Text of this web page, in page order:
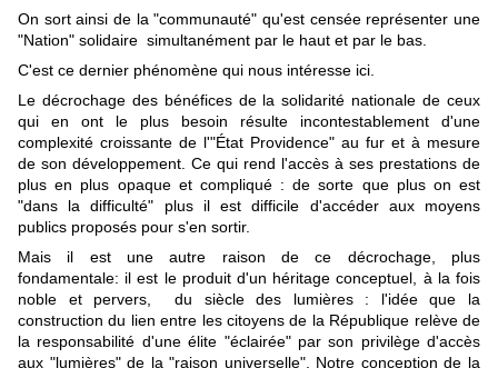
On sort ainsi de la "communauté" qu'est censée représenter une
"Nation" solidaire simultanément par le haut et par le bas.
C'est ce dernier phénomène qui nous intéresse ici.
Le décrochage des bénéfices de la solidarité nationale de ceux
qui en ont le plus besoin résulte incontestablement d'une
complexité croissante de l'"État Providence" au fur et à mesure
de son développement. Ce qui rend l'accès à ses prestations de
plus en plus opaque et compliqué : de sorte que plus on est
"dans la difficulté" plus il est difficile d'accéder aux moyens
publics proposés pour s'en sortir.
Mais il est une autre raison de ce décrochage, plus
fondamentale: il est le produit d'un héritage conceptuel, à la fois
noble et pervers, du siècle des lumières : l'idée que la
construction du lien entre les citoyens de la République relève de
la responsabilité d'une élite "éclairée" par son privilège d'accès
aux "lumières" de la "raison universelle". Notre conception de la